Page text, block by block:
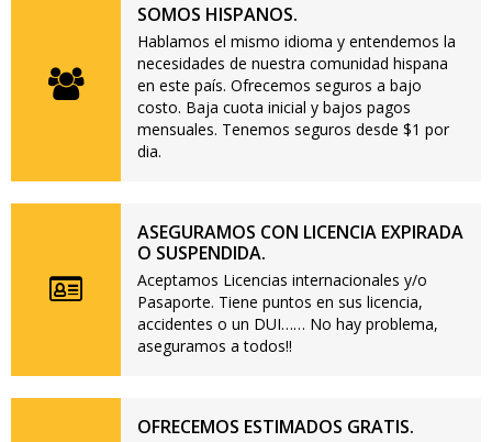
SOMOS HISPANOS.
Hablamos el mismo idioma y entendemos la
necesidades de nuestra comunidad hispana
en este país. Ofrecemos seguros a bajo
costo. Baja cuota inicial y bajos pagos
mensuales. Tenemos seguros desde $1 por
dia.
ASEGURAMOS CON LICENCIA EXPIRADA
O SUSPENDIDA.
Aceptamos Licencias internacionales y/o
Pasaporte. Tiene puntos en sus licencia,
accidentes o un DUI…… No hay problema,
aseguramos a todos!!
OFRECEMOS ESTIMADOS GRATIS.